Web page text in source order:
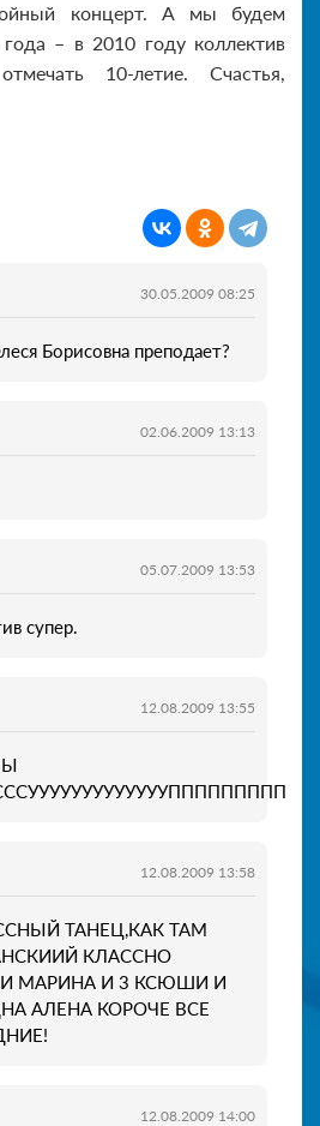
концерт. А мы будем
– в 2010 году коллектив
10-летие. Счастья,
30.05.2009 08:25
Борисовна преподает?
02.06.2009 13:13
05.07.2009 13:53
супер.
12.08.2009 13:55
12.08.2009 13:58
ТАНЕЦ,КАК ТАМ
КЛАССНО
И МАРИНА И 3 КСЮШИ И
АЛЕНА КОРОЧЕ ВСЕ
12.08.2009 14:00